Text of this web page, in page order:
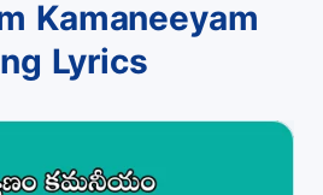
Kamaneeyam
Lyrics